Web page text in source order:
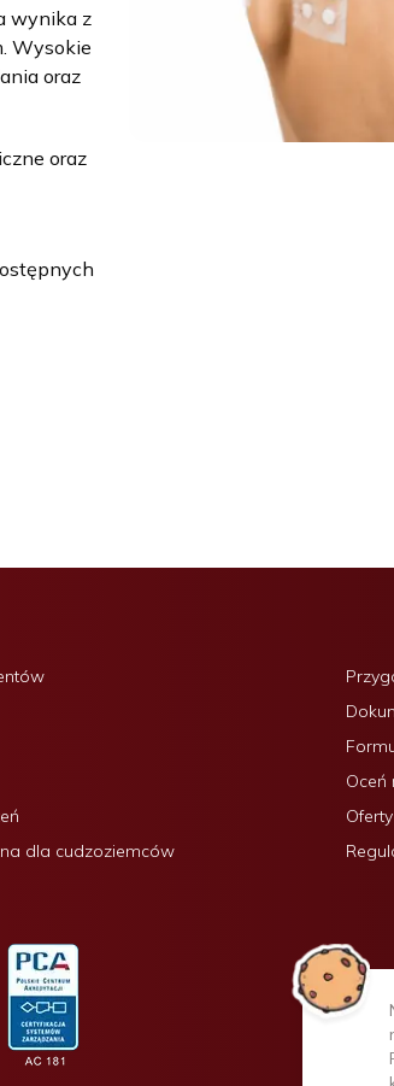
wynika z
Wysokie
oraz
oraz
dla cudzoziemców
Oceń